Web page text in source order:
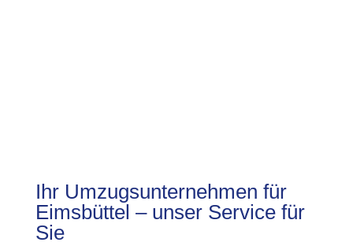
Ihr Umzugsunternehmen für
Eimsbüttel – unser Service für
Sie